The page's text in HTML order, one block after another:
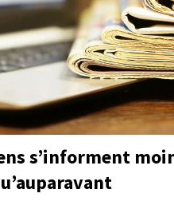
s’informent